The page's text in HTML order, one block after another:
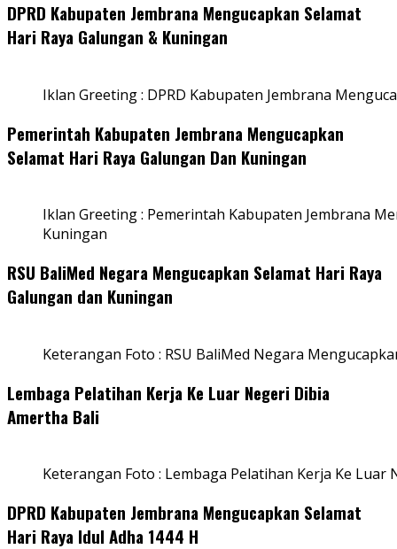
DPRD Kabupaten Jembrana Mengucapkan Selamat
Hari Raya Galungan & Kuningan
Iklan Greeting : DPRD Kabupaten Jembrana
Pemerintah Kabupaten Jembrana Mengucapkan
Selamat Hari Raya Galungan Dan Kuningan
Iklan Greeting : Pemerintah Kabupaten Jembrana
Kuningan
RSU BaliMed Negara Mengucapkan Selamat Hari Raya
Galungan dan Kuningan
Keterangan Foto : RSU BaliMed Negara
Lembaga Pelatihan Kerja Ke Luar Negeri Dibia
Amertha Bali
Keterangan Foto : Lembaga Pelatihan Kerja Ke Luar
DPRD Kabupaten Jembrana Mengucapkan Selamat
Hari Raya Idul Adha 1444 H